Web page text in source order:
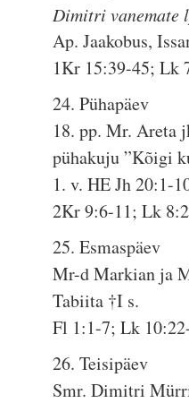
Dimitri vanemate
Ap. Jaakobus,
1Kr 15:39-45; Lk
24. Pühapäev
18. pp. Mr. Areta
pühakuju ”Kõigi
1. v. HE Jh 20:1-
2Kr 9:6-11; Lk
25. Esmaspäev
Mr-d Markian ja
Tabiita †I s.
Fl 1:1-7; Lk
26. Teisipäev
Smr. Dimitri